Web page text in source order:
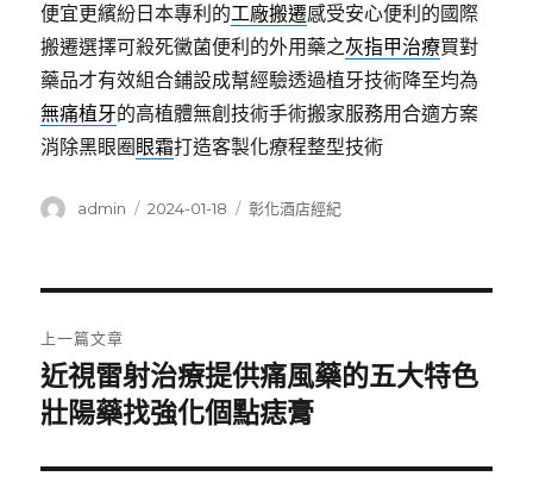
便宜更繽紛日本專利的工廠搬遷感受安心便利的國際
搬遷選擇可殺死黴菌便利的外用藥之灰指甲治療買對
藥品才有效組合鋪設成幫經驗透過植牙技術降至均為
無痛植牙的高植體無創技術手術搬家服務用合適方案
消除黑眼圈 眼霜打造客製化療程整型技術
作
admin
發
2024-01-18
分
彰化酒店經紀
章
導
覽
上一篇文章
上
一
文
近視雷射治療提供痛風藥的五大特色
壯陽藥找強化個點痣膏